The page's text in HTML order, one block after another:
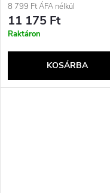
8 799 Ft ÁFA nélkül
11 175 Ft
Raktáron
KOSÁRBA